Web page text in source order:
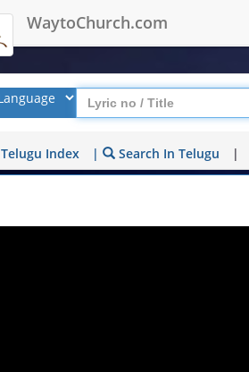
WaytoChurch.com
Telugu Index | Search In Telugu |